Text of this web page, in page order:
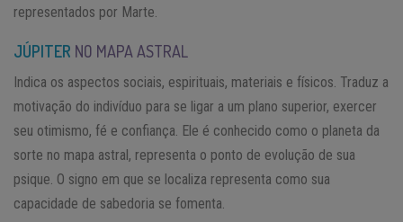
representados por Marte.
JÚPITER NO MAPA ASTRAL
Indica os aspectos sociais, espirituais, materiais e físicos. Traduz a
motivação do indivíduo para se ligar a um plano superior, exercer
seu otimismo, fé e confiança. Ele é conhecido como o planeta da
sorte no mapa astral, representa o ponto de evolução de sua
psique. O signo em que se localiza representa como sua
capacidade de sabedoria se fomenta.